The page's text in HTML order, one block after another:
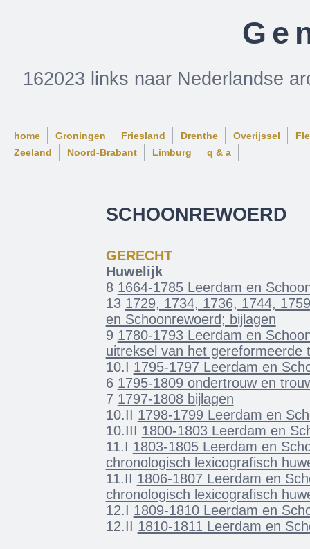
162023 links naar Nederlandse
home Groningen Friesland Drenthe Overijssel
Zeeland
Noord-Brabant Limburg q & a
SCHOONREWOERD
GERECHT
Huwelijk
8 1664-1785 Leerdam en
13 1729, 1734, 1736, 1744,
en Schoonrewoerd; bijlagen
9 1780-1793 Leerdam en
uitreksel van het gereformeerde
10.I 1795-1797 Leerdam en
6 1795-1809 ondertrouw en
7 1797-1808 bijlagen
10.II 1798-1799 Leerdam en
10.III 1800-1803 Leerdam en
11.I 1803-1805 Leerdam en
chronologisch lexicografisch
11.II 1806-1807 Leerdam en
chronologisch lexicografisch
12.I 1809-1810 Leerdam en
12.II 1810-1811 Leerdam en